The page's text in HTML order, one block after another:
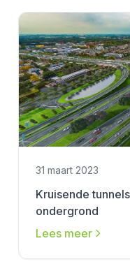
31 maart 2023
Kruisende
ondergrond
Lees meer